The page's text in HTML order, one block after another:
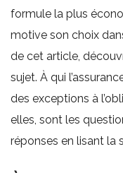
formule la plus
motive son choix
de cet article,
sujet. À qui
des exceptions à
elles, sont les
réponses en lisant la